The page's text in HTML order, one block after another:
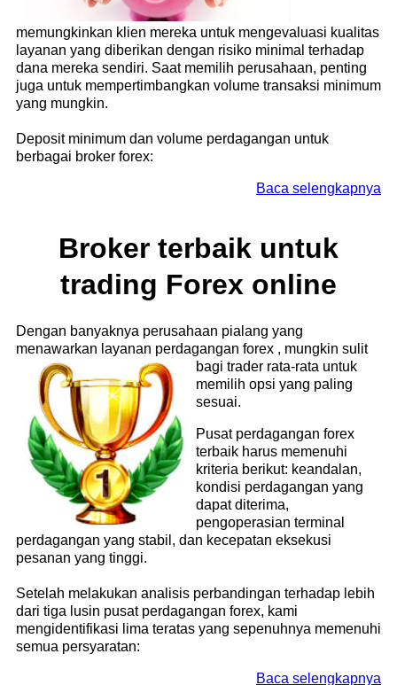
memungkinkan klien mereka untuk mengevaluasi kualitas
layanan yang diberikan dengan risiko minimal terhadap
dana mereka sendiri. Saat memilih perusahaan, penting
juga untuk mempertimbangkan volume transaksi minimum
yang mungkin.
Deposit minimum dan volume perdagangan untuk
berbagai broker forex:
Baca selengkapnya
Broker terbaik untuk
trading Forex online
Dengan banyaknya perusahaan pialang yang
menawarkan layanan perdagangan forex , mungkin sulit
bagi trader rata-rata untuk
memilih opsi yang paling
sesuai.
Pusat perdagangan forex
terbaik harus memenuhi
kriteria berikut: keandalan,
kondisi perdagangan yang
dapat diterima,
pengoperasian terminal
perdagangan yang stabil, dan kecepatan eksekusi
pesanan yang tinggi.
Setelah melakukan analisis perbandingan terhadap lebih
dari tiga lusin pusat perdagangan forex, kami
mengidentifikasi lima teratas yang sepenuhnya memenuhi
semua persyaratan:
Baca selengkapnya